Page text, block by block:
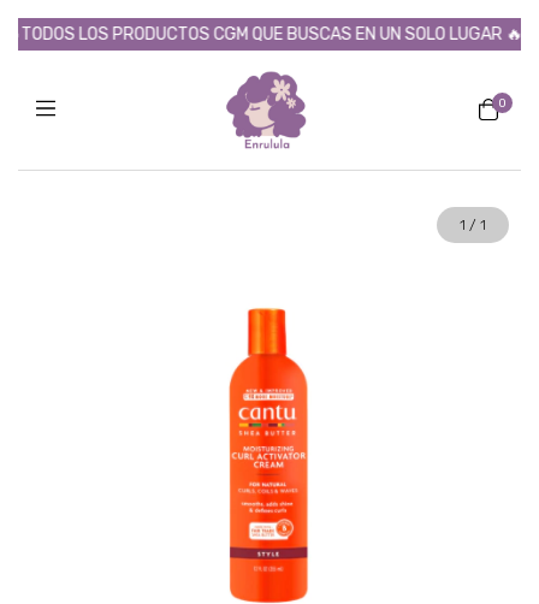
LOS PRODUCTOS CGM QUE BUSCAS EN UN SOLO LUGAR 🔥
0
1 / 1